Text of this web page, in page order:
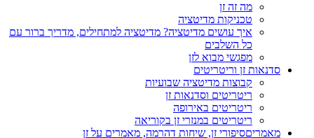
מה זה זן
טכניקות מדיטציה
איך עושים מדיטציה? מדיטציה למתחילים, מדריך ברור עם
כל השלבים
מפגשי מבוא לזן
סדנאות זן וריטריטים
קבוצות מדיטציה שבועיות
ריטריטים וסדנאות זן
ריטריטים באירופה
ריטריטים במנזרי זן בקוריאה
מאמריםסיפורי זן, שיחות דהרמה, מאמרים על זן